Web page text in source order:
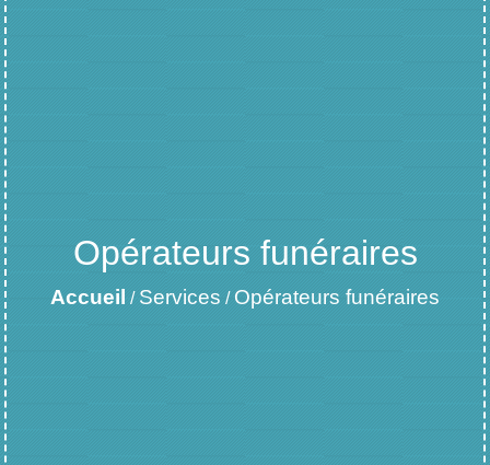
Opérateurs funéraires
Accueil / Services / Opérateurs funéraires